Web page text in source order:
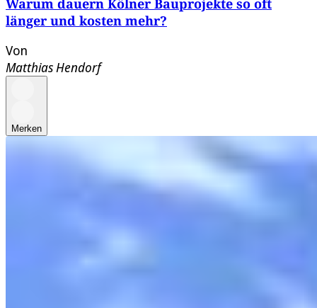
länger und kosten mehr?
Von
Matthias Hendorf
Merken